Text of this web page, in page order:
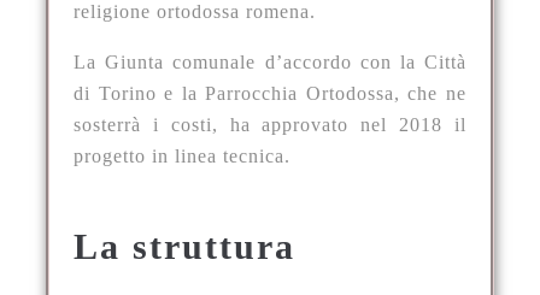
religione ortodossa romena.
La Giunta comunale d’accordo con la Città
di Torino e la Parrocchia Ortodossa, che ne
sosterrà i costi, ha approvato nel 2018 il
progetto in linea tecnica.
La struttura